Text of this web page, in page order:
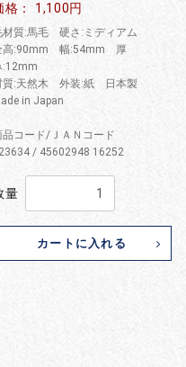
格： 1,100円
材質:馬毛 硬さ:ミディアム
高:90mm 幅:54mm 厚
:12mm
質:天然木 外装:紙 日本製
in Japan
品コード/ＪＡＮコード
/ 45602948 16252
量
カートに入れる